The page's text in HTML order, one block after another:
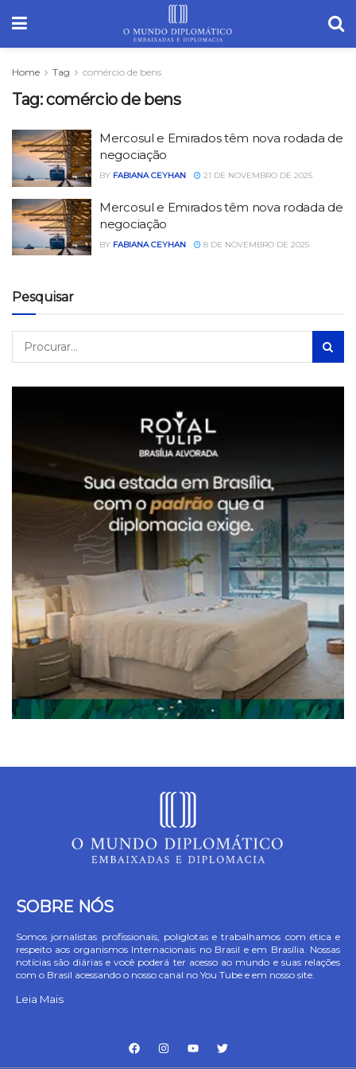
Home Tag comércio de bens
Tag:comércio de bens
Mercosul e Emirados têm nova rodada de
negociação
BY FABIANA CEYHAN 21 DE NOVEMBRO DE 2025
Mercosul e Emirados têm nova rodada de
negociação
BY FABIANA CEYHAN 8 DE NOVEMBRO DE 2025
Pesquisar
SOBRE NÓS
Somos jornalistas profissionais, poliglotas e trabalhamos com ética e
respeito aos organismos Internacionais no Brasil e em Brasília. Nossas
notícias são diárias e você poderá ter acesso ao mundo e suas relações
com o Brasil acessando o nosso canal no You Tube e em nosso site.
Leia Mais